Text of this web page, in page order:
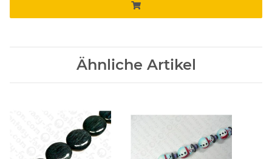
Ähnliche Artikel